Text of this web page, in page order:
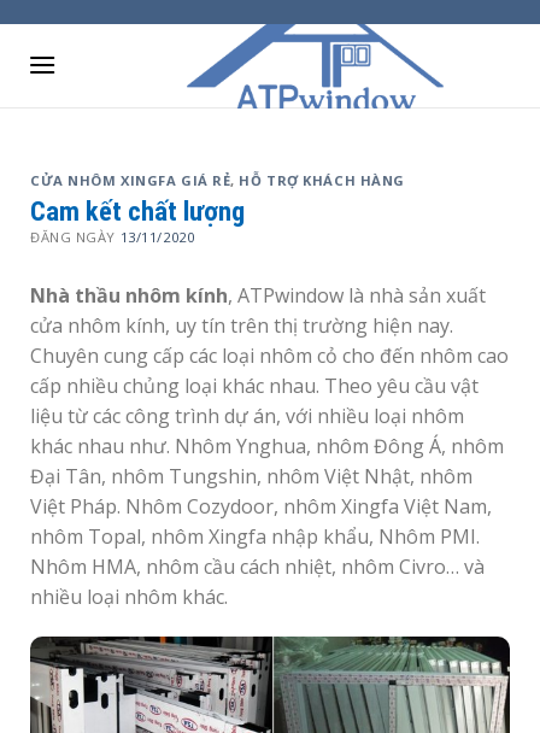
content
CỬA NHÔM XINGFA GIÁ RẺ, HỖ TRỢ KHÁCH HÀNG
Cam kết chất lượng
ĐĂNG NGÀY 13/11/2020
Nhà thầu nhôm kính, ATPwindow là nhà sản xuất
cửa nhôm kính, uy tín trên thị trường hiện nay.
Chuyên cung cấp các loại nhôm cỏ cho đến nhôm cao
cấp nhiều chủng loại khác nhau. Theo yêu cầu vật
liệu từ các công trình dự án, với nhiều loại nhôm
khác nhau như. Nhôm Ynghua, nhôm Đông Á, nhôm
Đại Tân, nhôm Tungshin, nhôm Việt Nhật, nhôm
Việt Pháp. Nhôm Cozydoor, nhôm Xingfa Việt Nam,
nhôm Topal, nhôm Xingfa nhập khẩu, Nhôm PMI.
Nhôm HMA, nhôm cầu cách nhiệt, nhôm Civro… và
nhiều loại nhôm khác.